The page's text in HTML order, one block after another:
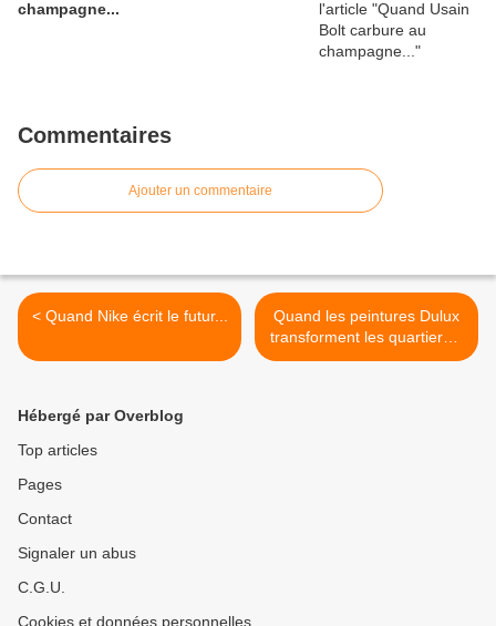
champagne...
Commentaires
Ajouter un commentaire
< Quand Nike écrit le futur...
Quand les peintures Dulux
transforment les quartiers...
>
Hébergé par Overblog
Top articles
Pages
Contact
Signaler un abus
C.G.U.
Cookies et données personnelles